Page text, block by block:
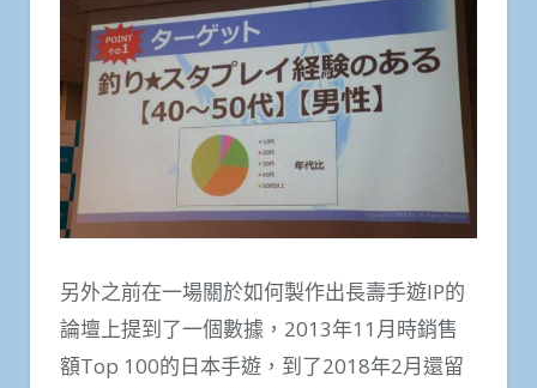
另外之前在一場關於如何製作出長壽手遊IP的
論壇上提到了一個數據，2013年11月時銷售
額Top 100的日本手遊，到了2018年2月還留